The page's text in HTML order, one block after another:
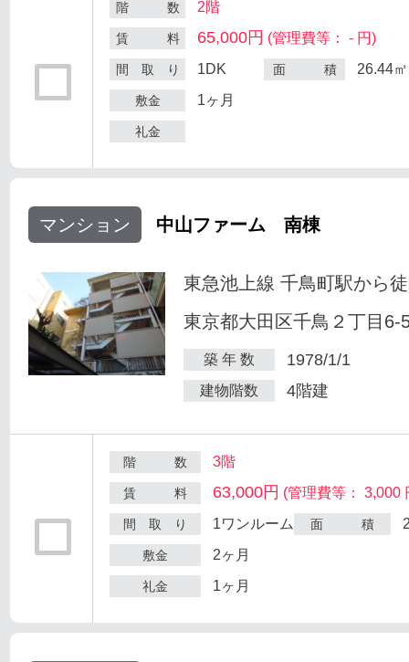
階 数 2階
賃 料 65,000円 (管理費等： - 円)
間 取 り 1DK 面 積 26.44㎡
敷金 1ヶ月
礼金
マンション 中山ファーム 南棟
東急池上線 千鳥町駅から
東京都大田区千鳥２丁目6-
築 年 数 1978/1/1
建物階数 4階建
階 数 3階
賃 料 63,000円 (管理費等： 3,000
間 取 り 1ワンルーム 面 積
敷金 2ヶ月
礼金 1ヶ月